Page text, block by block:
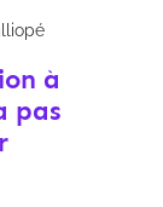
à
pas